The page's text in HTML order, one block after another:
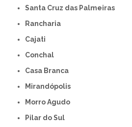
Santa Cruz das Palmeiras
Rancharia
Cajati
Conchal
Casa Branca
Mirandópolis
Morro Agudo
Pilar do Sul